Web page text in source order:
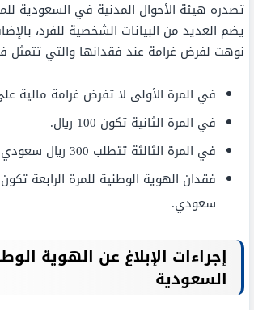
تصدره هيئة الأحوال المدنية في السعودية
يضم العديد من البيانات الشخصية للفرد،
نوهت لفرض غرامة عند فقدانها والتي تتمثل
في المرة الأولى لا تفرض غرامة مالية
في المرة الثانية تكون 100 ريال.
في المرة الثالثة تتطلب 300 ريال سعودي.
سعودي.
إجراءات الإبلاغ عن الهوية
السعودية